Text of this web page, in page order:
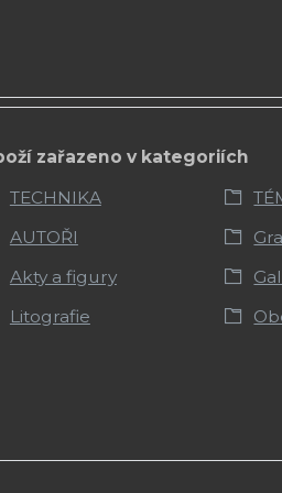
zařazeno v kategoriích
TECHNIKA
AUTOŘI
Akty a figury
Litografie